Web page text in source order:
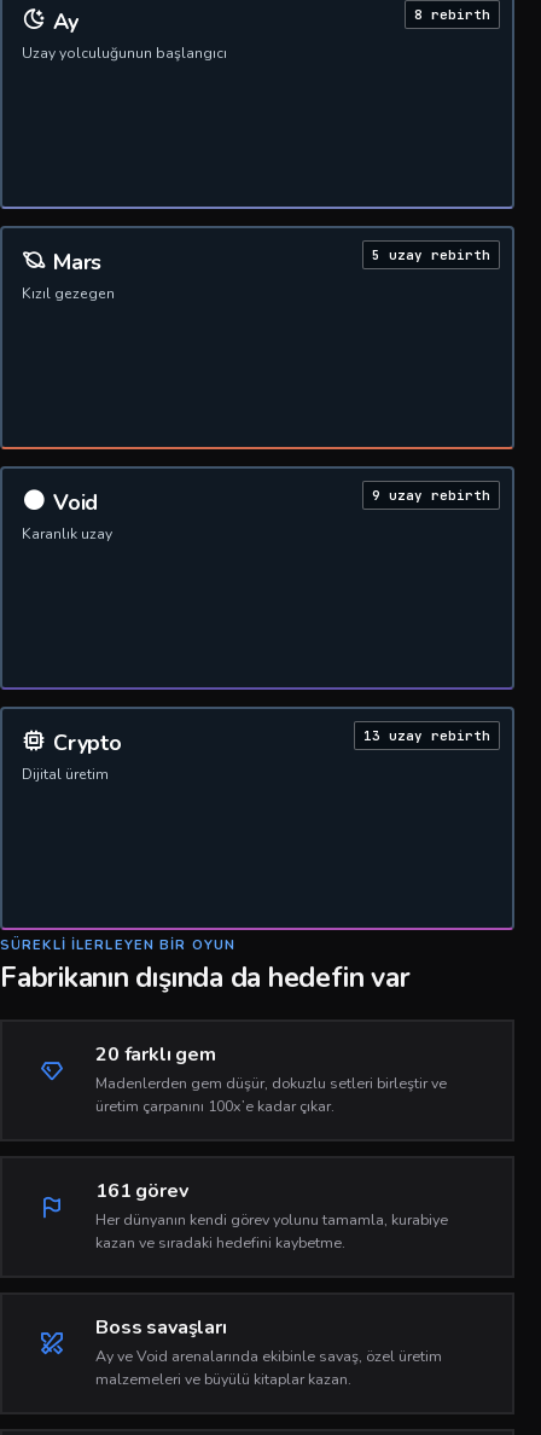
8 rebirth
Ay
Uzay yolculuğunun başlangıcı
5 uzay rebirth
Mars
Kızıl gezegen
9 uzay rebirth
Void
Karanlık uzay
13 uzay rebirth
Crypto
Dijital üretim
SÜREKLI ILERLEYEN BIR OYUN
Fabrikanın dışında da hedefin var
20 farklı gem
Madenlerden gem düşür, dokuzlu setleri birleştir ve
üretim çarpanını 100x’e kadar çıkar.
161 görev
Her dünyanın kendi görev yolunu tamamla, kurabiye
kazan ve sıradaki hedefini kaybetme.
Boss savaşları
Ay ve Void arenalarında ekibinle savaş, özel üretim
malzemeleri ve büyülü kitaplar kazan.